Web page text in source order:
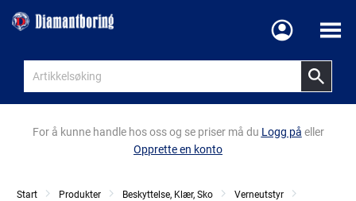
Meny
For å kunne handle hos oss og se priser må du Logg på eller
Opprette en konto
Start Produkter Beskyttelse, Klær, Sko
Verneutstyr